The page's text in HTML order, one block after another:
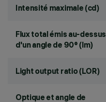
Intensité maximale (cd)
Flux total émis au-dessus
d'un angle de 90° (lm)
Light output ratio (LOR)
Optique et angle de